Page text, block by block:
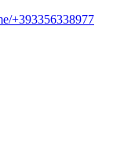
+393356338977